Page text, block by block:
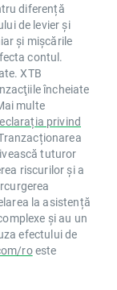
diferență
de levier și
și mișcările
contul.
XTB
încheiate
multe
privind
tuturor
riscurilor și a
la asistență
și au un
efectului de
roeste